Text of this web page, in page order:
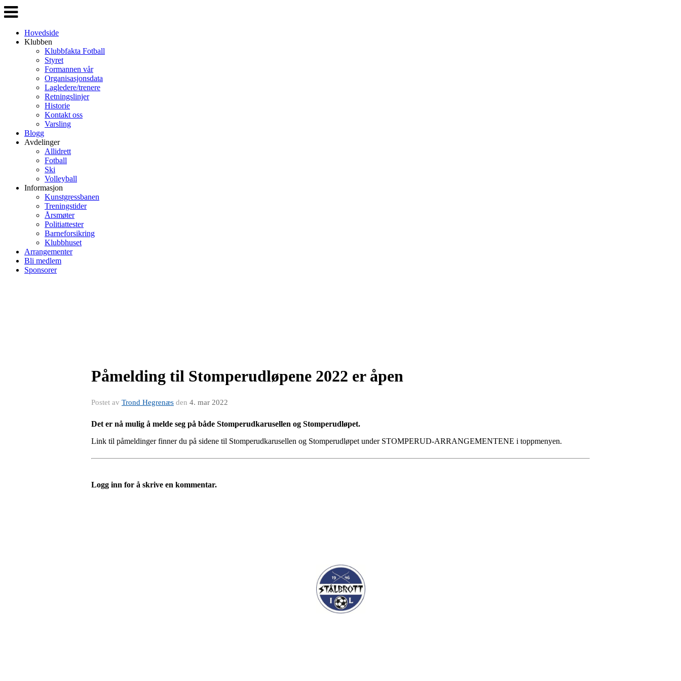
Veksle
navigasjon
Hovedside
Klubben
Klubbfakta Fotball
Styret
Formannen vår
Organisasjonsdata
Lagledere/trenere
Retningslinjer
Historie
Kontakt oss
Varsling
Blogg
Avdelinger
Allidrett
Fotball
Ski
Volleyball
Informasjon
Kunstgressbanen
Treningstider
Årsmøter
Politiattester
Barneforsikring
Klubbhuset
Arrangementer
Bli medlem
Sponsorer
Påmelding til Stomperudløpene 2022 er åpen
Postet av Trond Hegrenæs den 4. mar 2022
Det er nå mulig å melde seg på både Stomperudkarusellen og Stomperudløpet.
Link til påmeldinger finner du på sidene til Stomperudkarusellen og Stomperudløpet under STOMPERUD-ARRANGEMENTENE i toppmenyen.
Logg inn for å skrive en kommentar.